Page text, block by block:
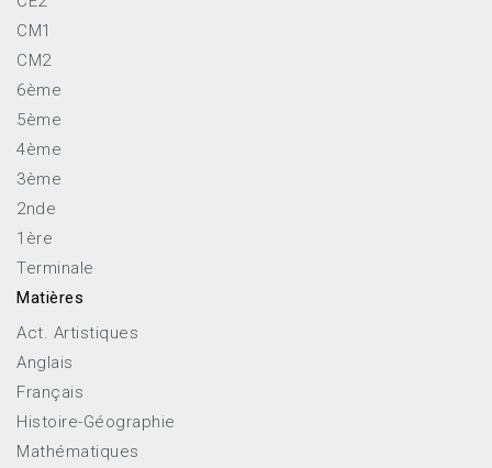
CM1
CM2
6ème
5ème
4ème
3ème
2nde
1ère
Terminale
Matières
Act. Artistiques
Anglais
Français
Histoire-Géographie
Mathématiques